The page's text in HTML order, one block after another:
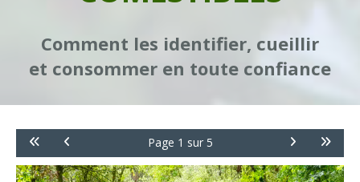
Comment les identifier, cueillir
et consommer en toute confiance
Page 1 sur 5